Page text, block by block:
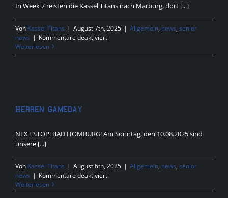
In Week 7 reisten die Kassel Titans nach Marburg, dort [...]
Von Kassel Titans | August 7th, 2025 | Allgemein, news, senior
news | Kommentare deaktiviertfür
Kassel
Weiterlesen
Herren Gameday
NEXT STOP: BAD HOMBURG! Am Sonntag, den 10.08.2025 sind
unsere [...]
Von Kassel Titans | August 6th, 2025 | Allgemein, news, senior
news | Kommentare deaktiviertfür
Gameday
Weiterlesen